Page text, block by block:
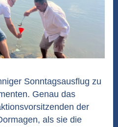
Sonntagsausflug zu
Genau das
der
als sie die